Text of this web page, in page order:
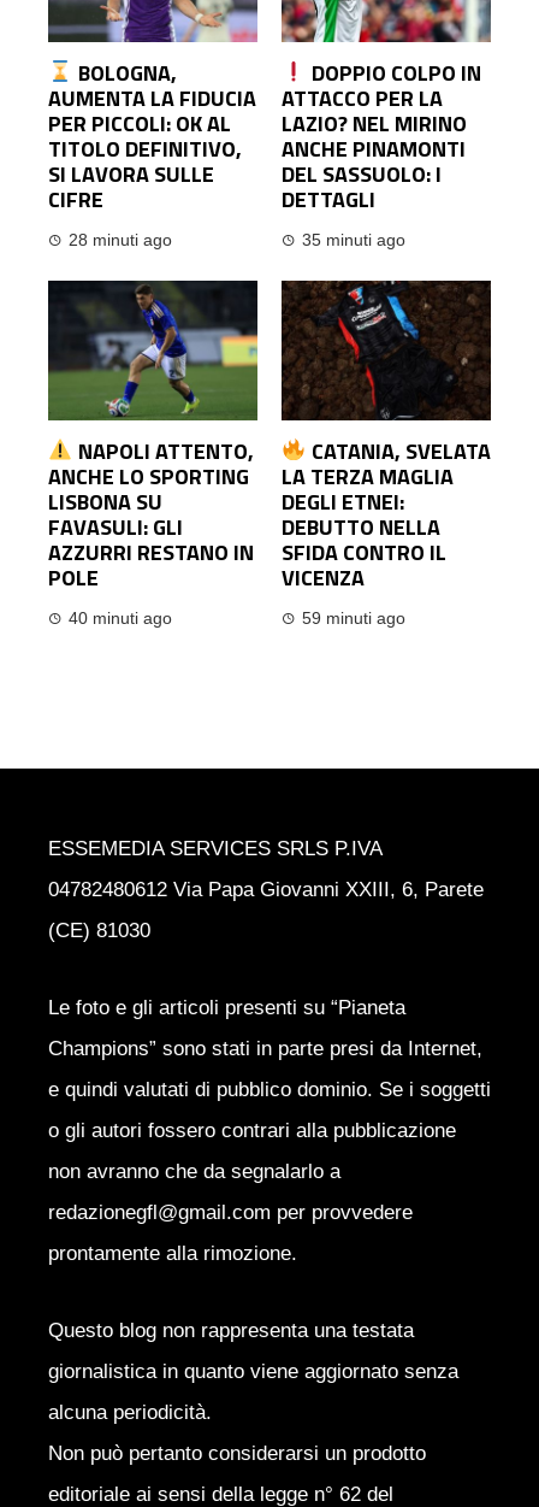
BOLOGNA,
AUMENTA LA FIDUCIA
PER PICCOLI: OK AL
TITOLO DEFINITIVO,
SI LAVORA SULLE
CIFRE
28 minuti ago
DOPPIO COLPO IN
ATTACCO PER LA
LAZIO? NEL MIRINO
ANCHE PINAMONTI
DEL SASSUOLO: I
DETTAGLI
35 minuti ago
NAPOLI ATTENTO,
ANCHE LO SPORTING
LISBONA SU
FAVASULI: GLI
AZZURRI RESTANO IN
POLE
40 minuti ago
CATANIA, SVELATA
LA TERZA MAGLIA
DEGLI ETNEI:
DEBUTTO NELLA
SFIDA CONTRO IL
VICENZA
59 minuti ago
ESSEMEDIA SERVICES SRLS P.IVA
04782480612 Via Papa Giovanni XXIII, 6, Parete
(CE) 81030
Le foto e gli articoli presenti su “Pianeta
Champions” sono stati in parte presi da Internet,
e quindi valutati di pubblico dominio. Se i soggetti
o gli autori fossero contrari alla pubblicazione
non avranno che da segnalarlo a
redazionegfl@gmail.com per provvedere
prontamente alla rimozione.
Questo blog non rappresenta una testata
giornalistica in quanto viene aggiornato senza
alcuna periodicità.
Non può pertanto considerarsi un prodotto
editoriale ai sensi della legge n° 62 del